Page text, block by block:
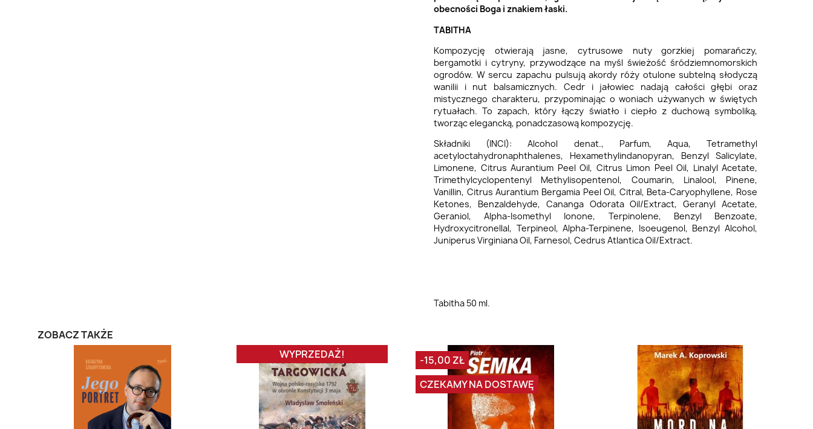
obecności Boga i znakiem łaski.
TABITHA
Kompozycję otwierają jasne, cytrusowe nuty gorzkiej pomarańczy,
bergamotki i cytryny, przywodzące na myśl świeżość śródziemnomorskich
ogrodów. W sercu zapachu pulsują akordy róży otulone subtelną słodyczą
wanilii i nut balsamicznych. Cedr i jałowiec nadają całości głębi oraz
mistycznego charakteru, przypominając o woniach używanych w świętych
rytuałach. To zapach, który łączy światło i ciepło z duchową symboliką,
tworząc elegancką, ponadczasową kompozycję.
Składniki (INCI): Alcohol denat., Parfum, Aqua, Tetramethyl
acetyloctahydronaphthalenes, Hexamethylindanopyran, Benzyl Salicylate,
Limonene, Citrus Aurantium Peel Oil, Citrus Limon Peel Oil, Linalyl Acetate,
Trimethylcyclopentenyl Methylisopentenol, Coumarin, Linalool, Pinene,
Vanillin, Citrus Aurantium Bergamia Peel Oil, Citral, Beta-Caryophyllene, Rose
Ketones, Benzaldehyde, Cananga Odorata Oil/Extract, Geranyl Acetate,
Geraniol, Alpha-Isomethyl Ionone, Terpinolene, Benzyl Benzoate,
Hydroxycitronellal, Terpineol, Alpha-Terpinene, Isoeugenol, Benzyl Alcohol,
Juniperus Virginiana Oil, Farnesol, Cedrus Atlantica Oil/Extract.
Tabitha 50 ml.
ZOBACZ TAKŻE
WYPRZEDAŻ!
-15,00 ZŁ
CZEKAMY NA DOSTAWĘ